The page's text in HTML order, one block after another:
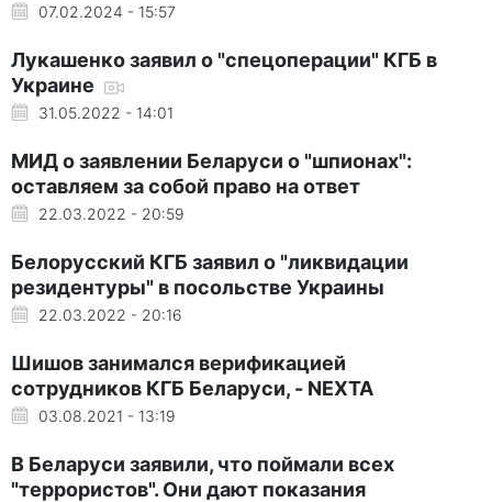
07.02.2024 - 15:57
Лукашенко заявил о "спецоперации" КГБ в
Украине
31.05.2022 - 14:01
МИД о заявлении Беларуси о "шпионах":
оставляем за собой право на ответ
22.03.2022 - 20:59
Белорусский КГБ заявил о "ликвидации
резидентуры" в посольстве Украины
22.03.2022 - 20:16
Шишов занимался верификацией
сотрудников КГБ Беларуси, - NEXTA
03.08.2021 - 13:19
В Беларуси заявили, что поймали всех
"террористов". Они дают показания